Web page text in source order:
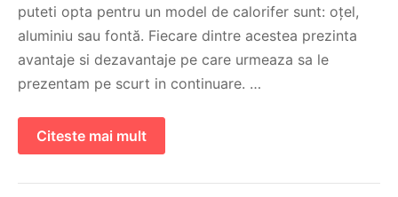
puteti opta pentru un model de calorifer sunt: oțel,
aluminiu sau fontă. Fiecare dintre acestea prezinta
avantaje si dezavantaje pe care urmeaza sa le
prezentam pe scurt in continuare. …
Citeste mai mult